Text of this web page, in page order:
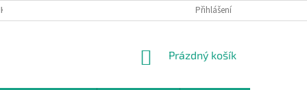
REKLAMAČNÍ PODMÍNKY
Přihlášení
NÁKUPNÍ
Prázdný košík